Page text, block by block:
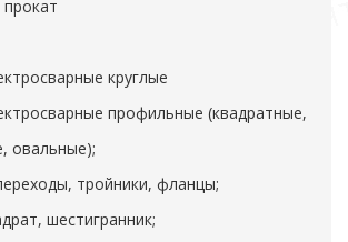
круглые
профильные (квадратные,
овальные);
тройники, фланцы;
шестигранник;